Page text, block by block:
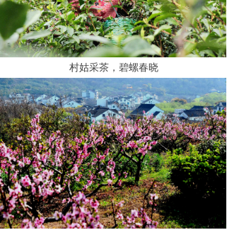
村姑采茶，碧螺春晓